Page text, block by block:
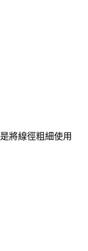
將線徑粗細使用